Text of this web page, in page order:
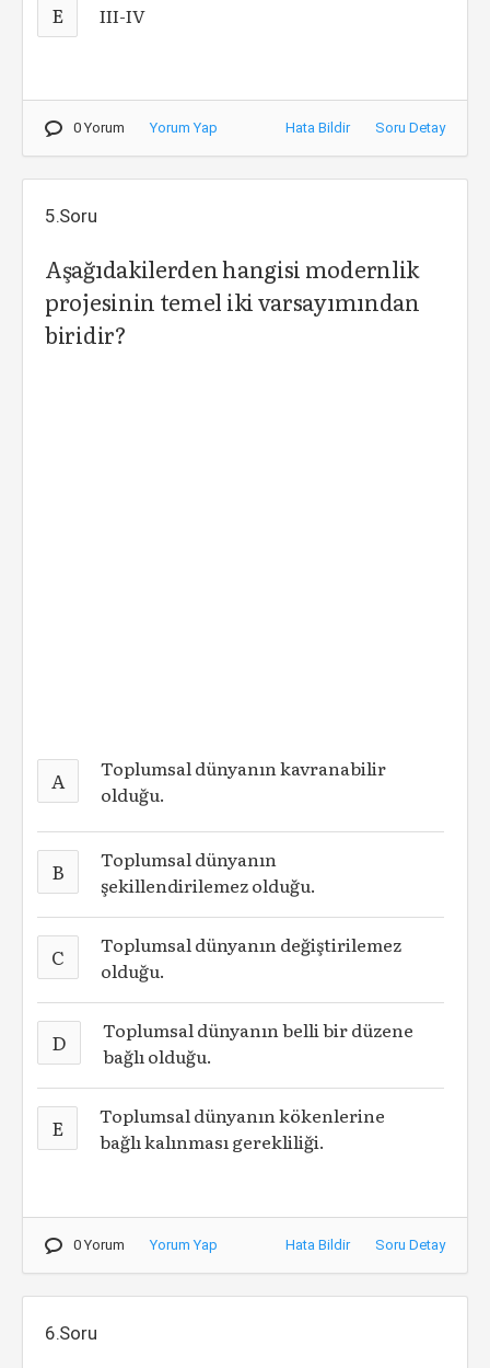
E III-IV
0 Yorum Yorum Yap Hata Bildir Soru Detay
5.Soru
Aşağıdakilerden hangisi modernlik
projesinin temel iki varsayımından
biridir?
A
Toplumsal dünyanın kavranabilir
olduğu.
B
Toplumsal dünyanın
şekillendirilemez olduğu.
C
Toplumsal dünyanın değiştirilemez
olduğu.
D
Toplumsal dünyanın belli bir düzene
bağlı olduğu.
E
Toplumsal dünyanın kökenlerine
bağlı kalınması gerekliliği.
0 Yorum Yorum Yap Hata Bildir Soru Detay
6.Soru